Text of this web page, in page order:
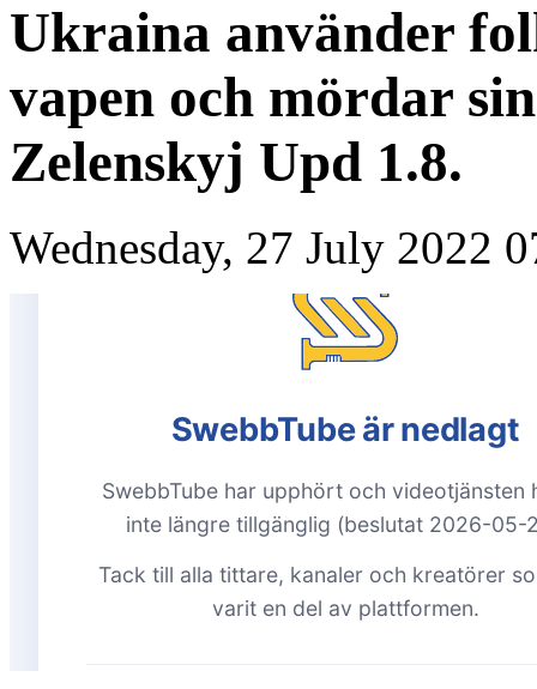
Ukraina använder
vapen och mördar
Zelenskyj Upd 1.8.
Wednesday, 27 July 2022